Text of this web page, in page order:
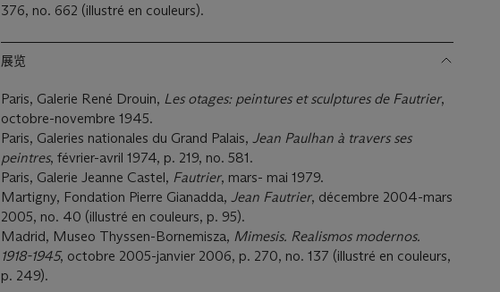
376, no. 662 (illustré en couleurs).
展览
Paris, Galerie René Drouin, Les otages: peintures et sculptures de Fautrier,
octobre-novembre 1945.
Paris, Galeries nationales du Grand Palais, Jean Paulhan à travers ses
peintres, février-avril 1974, p. 219, no. 581.
Paris, Galerie Jeanne Castel, Fautrier, mars- mai 1979.
Martigny, Fondation Pierre Gianadda, Jean Fautrier, décembre 2004-mars
2005, no. 40 (illustré en couleurs, p. 95).
Madrid, Museo Thyssen-Bornemisza, Mimesis. Realismos modernos.
1918-1945, octobre 2005-janvier 2006, p. 270, no. 137 (illustré en couleurs,
p. 249).